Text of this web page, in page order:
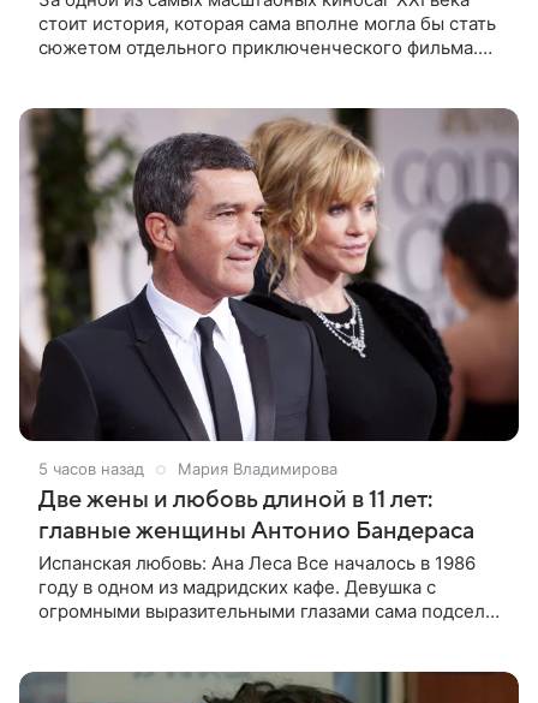
стоит история, которая сама вполне могла бы стать
сюжетом отдельного приключенческого фильма.
5 часов назад Мария Владимирова
Две жены и любовь длиной в 11 лет:
главные женщины Антонио Бандераса
Испанская любовь: Ана Леса Все началось в 1986
году в одном из мадридских кафе. Девушка с
огромными выразительными глазами сама подсела